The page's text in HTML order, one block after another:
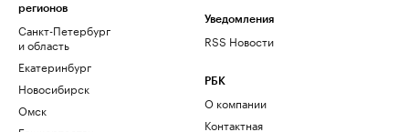
регионов
Санкт-Петербург
и область
Екатеринбург
Новосибирск
Омск
Уведомления
RSS Новости
РБК
О компании
Контактная